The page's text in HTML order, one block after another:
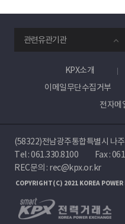
겨
주
세
요
관련유관기관
KPX소개
이메일무단수집거부
전자메
(58322)전남광주통합특별시 나
Tel :061.330.8100
Fax :
REC문의 : rec@kpx.or.kr
COPYRIGHT(C) 2021 KOREA